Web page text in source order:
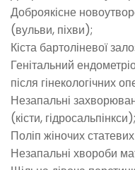
Доброякісне
(вульви, піхви);
Кіста бартоліневої
Генітальний
після гінекологічних
Незапальні
(кісти, гідросальпінкси);
Поліп жіночих
Незапальні хвороби